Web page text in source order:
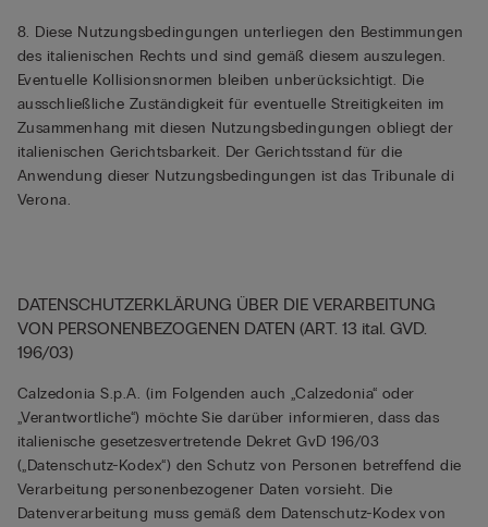
8. Diese Nutzungsbedingungen unterliegen den Bestimmungen
des italienischen Rechts und sind gemäß diesem auszulegen.
Eventuelle Kollisionsnormen bleiben unberücksichtigt. Die
ausschließliche Zuständigkeit für eventuelle Streitigkeiten im
Zusammenhang mit diesen Nutzungsbedingungen obliegt der
italienischen Gerichtsbarkeit. Der Gerichtsstand für die
Anwendung dieser Nutzungsbedingungen ist das Tribunale di
Verona.
DATENSCHUTZERKLÄRUNG ÜBER DIE VERARBEITUNG
VON PERSONENBEZOGENEN DATEN (ART. 13 ital. GVD.
196/03)
Calzedonia S.p.A. (im Folgenden auch „Calzedonia“ oder
„Verantwortliche“) möchte Sie darüber informieren, dass das
italienische gesetzesvertretende Dekret GvD 196/03
(„Datenschutz-Kodex“) den Schutz von Personen betreffend die
Verarbeitung personenbezogener Daten vorsieht. Die
Datenverarbeitung muss gemäß dem Datenschutz-Kodex von